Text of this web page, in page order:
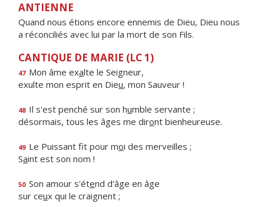
ANTIENNE
Quand nous étions encore ennemis de Dieu, Dieu nous
a réconciliés avec lui par la mort de son Fils.
CANTIQUE DE MARIE (LC 1)
47 Mon âme exalte le Seigneur,
exulte mon esprit en Dieu, mon Sauveur !
48 Il s'est penché sur son humble servante ;
désormais, tous les âges me diront bienheureuse.
49 Le Puissant fit pour moi des merveilles ;
Saint est son nom !
50 Son amour s'étend d'âge en âge
sur ceux qui le craignent ;